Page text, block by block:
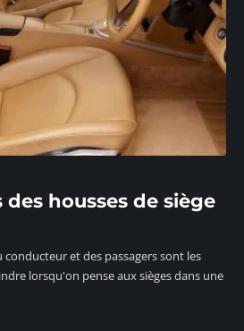
des housses de siège
et des passagers sont les
lorsqu'on pense aux sièges dans une